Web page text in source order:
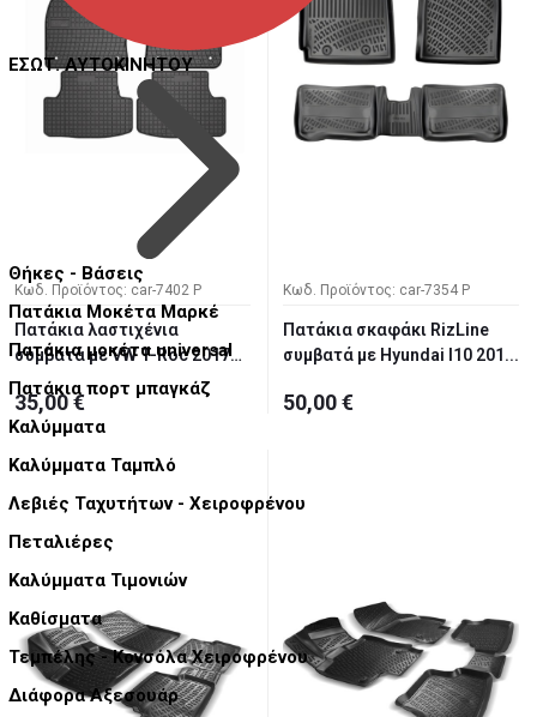
ΕΣΩΤ. ΑΥΤΟΚΙΝΗΤΟΥ
Θήκες - Βάσεις
Πατάκια Μοκέτα Μαρκέ
Πατάκια μοκέτα universal
Πατάκια πορτ μπαγκάζ
Καλύμματα
Καλύμματα Ταμπλό
Λεβιές Ταχυτήτων - Χειροφρένου
Πεταλιέρες
Καλύμματα Τιμονιών
Καθίσματα
Τεμπέλης - Κονσόλα Χειροφρένου
Διάφορα Αξεσουάρ
Κωδ. Προϊόντος: car-7402 P
Πατάκια λαστιχένια
συμβατά με VW T-Roc 2017+ /
Sko...
35,00 €
Κωδ. Προϊόντος: car-7354 P
Πατάκια σκαφάκι RizLine
συμβατά με Ηyundai I10 201...
50,00 €